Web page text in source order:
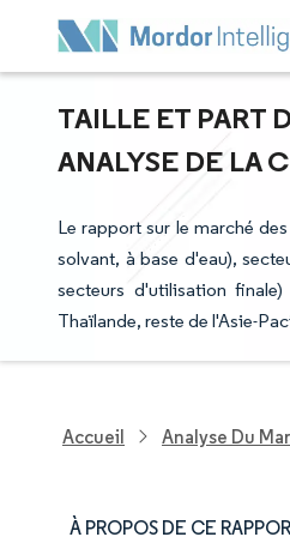
TAILLE ET PART
ANALYSE DE LA
Le rapport sur le marché
solvant, à base d'eau),
secteurs d'utilisation
Thaïlande, reste de l'Asie-
Accueil Analyse Du
À PROPOS DE CE